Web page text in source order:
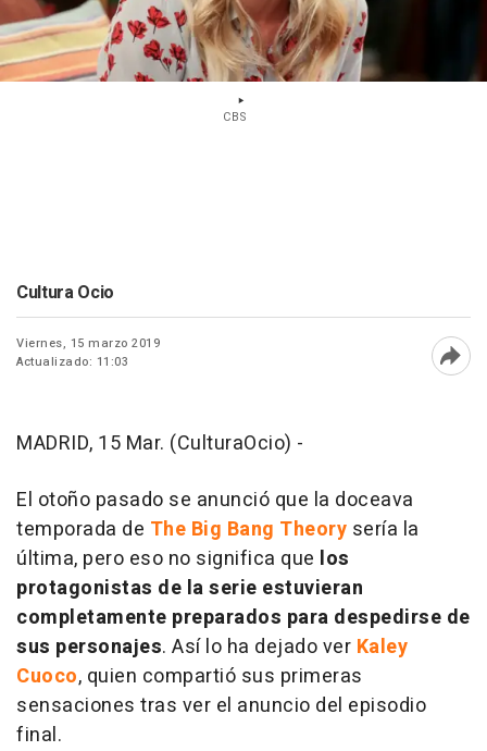
CBS
Cultura Ocio
Viernes, 15 marzo 2019
Actualizado: 11:03
MADRID, 15 Mar. (CulturaOcio) -
El otoño pasado se anunció que la doceava
temporada de The Big Bang Theory sería la
última, pero eso no significa que los
protagonistas de la serie estuvieran
completamente preparados para despedirse de
sus personajes. Así lo ha dejado ver Kaley
Cuoco, quien compartió sus primeras
sensaciones tras ver el anuncio del episodio
final.